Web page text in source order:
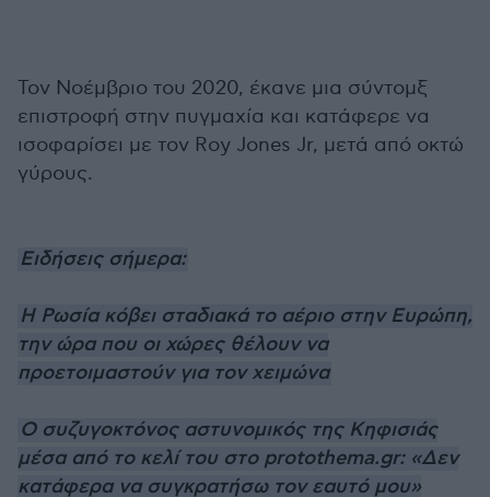
Τον Νοέμβριο του 2020, έκανε μια σύντομξ
επιστροφή στην πυγμαχία και κατάφερε να
ισοφαρίσει με τον Roy Jones Jr, μετά από οκτώ
γύρους.
Ειδήσεις σήμερα:
Η Ρωσία κόβει σταδιακά το αέριο στην Ευρώπη,
την ώρα που οι χώρες θέλουν να
προετοιμαστούν για τον χειμώνα
Ο συζυγοκτόνος αστυνομικός της Κηφισιάς
μέσα από το κελί του στο protothema.gr: «Δεν
κατάφερα να συγκρατήσω τον εαυτό μου»